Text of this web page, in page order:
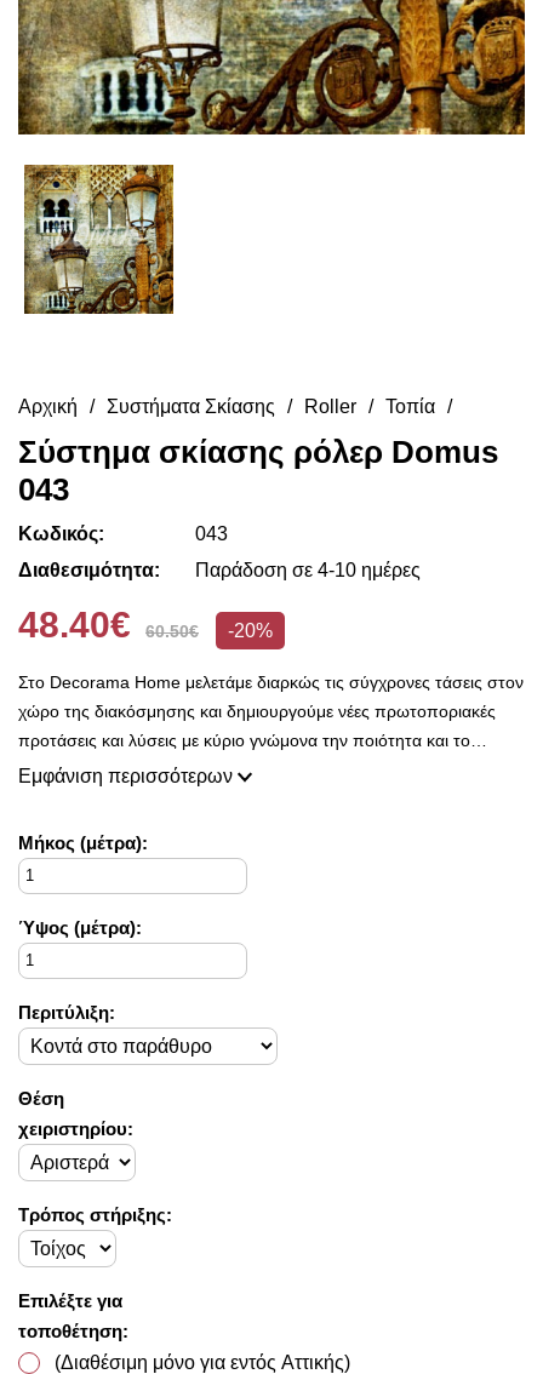
Αρχική Συστήματα Σκίασης Roller Τοπία
Σύστημα σκίασης ρόλερ Domus
043
Κωδικός:
043
Διαθεσιμότητα:
Παράδοση σε 4-10 ημέρες
48.40€ 60.50€ -20%
Στο Decorama Home μελετάμε διαρκώς τις σύγχρονες τάσεις στον
χώρο της διακόσμησης και δημιουργούμε νέες πρωτοποριακές
προτάσεις και λύσεις με κύριο γνώμονα την ποιότητα και το
ασύγκριτο design, προκειμένου να είμαστε πάντοτε σε θέση να
φρέσκες ιδέες διακόσμησης, που ικανοποιούν ακόμη και τους πιο
απαιτητικούς!
ασύγκριτο στυλ στο προσωπικό σας χώρο και να τον αναδείξουμε
με τον πιο όμορφο τρόπο!
Εμφάνιση περισσότερων
Mήκος (μέτρα):
Ύψος (μέτρα):
Περιτύλιξη:
Θέση
χειριστηρίου:
Τρόπος στήριξης:
Επιλέξτε για
τοποθέτηση:
(Διαθέσιμη μόνο για εντός Αττικής)